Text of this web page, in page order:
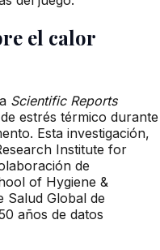
el calor
Scientific Reports
estrés térmico durante
Esta investigación,
Institute for
de
of Hygiene &
Salud Global de
años de datos